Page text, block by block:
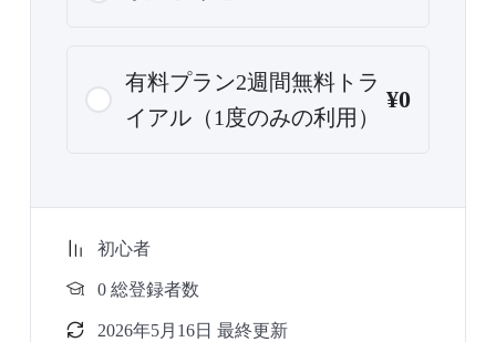
有料プラン2週間無料トラ
イアル（1度のみの利用）
¥0
初心者
0 総登録者数
2026年5月16日 最終更新